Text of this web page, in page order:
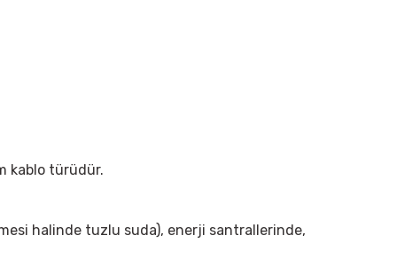
kablo türüdür.
halinde tuzlu suda), enerji santrallerinde,